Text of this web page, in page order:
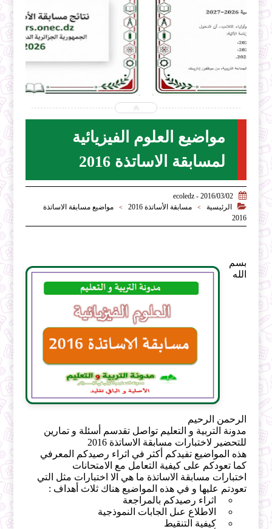
ecoledz.net
مواضيع العلوم الفيزيائية
لمسابقة الاساتذة 2016

2016/03/02 - ecoledz

الرئيسية > مسابقة الأساتذة 2016 >
مواضيع مسابقة الاساتذة
2016
بسم
الله
الرحمن الرحيم
مدونة التربية و التعليم تواصل تقدسم أسئلة و تمارين
للتحضير لاختبارات مسابقة الاساتذة 2016
هذه المواضيع تفيدكم أكثر في اثراء رصيدكم المعرفي
كما تعودكم على كيفية التعامل مع الامتحانات
اختبارات مسابقة الاساتذة ما هي الا اختبارات مثل التي
تعودتم عليها و في هذه المواضيع هناك ثلاث أهداف :
اثراء رصيدكم بالمراجعة
الاطلاع عىل الجابات النموذجية
كيفية التنقيط